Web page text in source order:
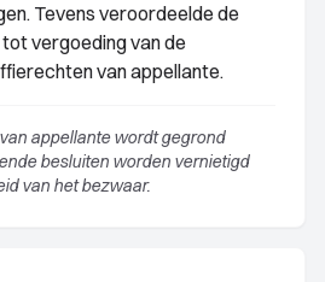
Tevens veroordeelde de
vergoeding van de
van appellante.
appellante wordt gegrond
besluiten worden vernietigd
van het bezwaar.